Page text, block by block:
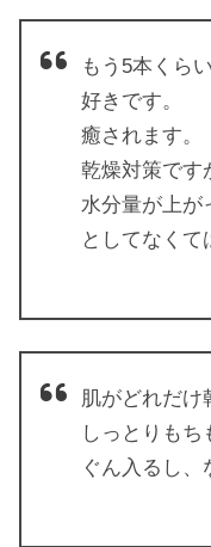
もう5本くら
好きです。
癒されます。
乾燥対策です
水分量が上が
としてなくて
肌がどれだけ
しっとりも
ぐん入るし、